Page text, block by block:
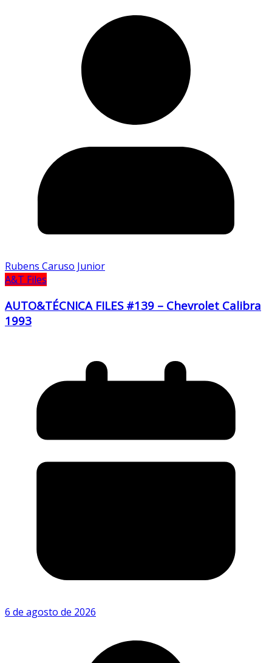
Rubens Caruso Junior
A&T Files
AUTO&TÉCNICA FILES #139 – Chevrolet Calibra
1993
6 de agosto de 2026